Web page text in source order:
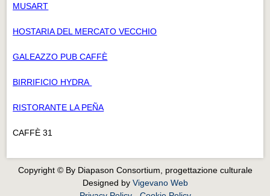
MUSART
HOSTARIA DEL MERCATO VECCHIO
GALEAZZO PUB CAFFÈ
BIRRIFICIO HYDRA
RISTORANTE LA PEÑA
CAFFÈ 31
Copyright © By Diapason Consortium, progettazione culturale
Designed by Vigevano Web